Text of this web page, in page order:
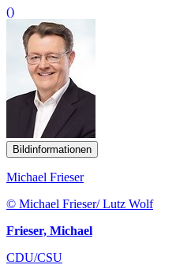
()
Bildinformationen
Michael Frieser
© Michael Frieser/ Lutz Wolf
Frieser, Michael
CDU/CSU